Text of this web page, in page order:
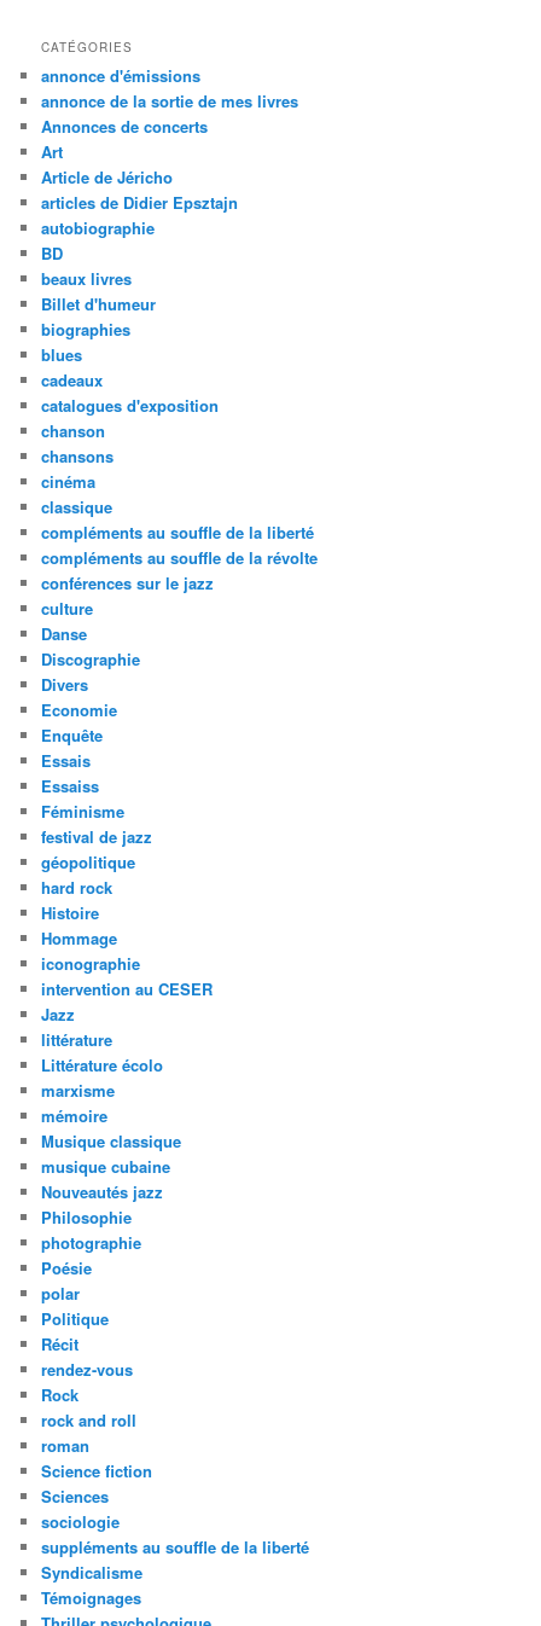
CATÉGORIES
annonce d'émissions
annonce de la sortie de mes livres
Annonces de concerts
Art
Article de Jéricho
articles de Didier Epsztajn
autobiographie
BD
beaux livres
Billet d'humeur
biographies
blues
cadeaux
catalogues d'exposition
chanson
chansons
cinéma
classique
compléments au souffle de la liberté
compléments au souffle de la révolte
conférences sur le jazz
culture
Danse
Discographie
Divers
Economie
Enquête
Essais
Essaiss
Féminisme
festival de jazz
géopolitique
hard rock
Histoire
Hommage
iconographie
intervention au CESER
Jazz
littérature
Littérature écolo
marxisme
mémoire
Musique classique
musique cubaine
Nouveautés jazz
Philosophie
photographie
Poésie
polar
Politique
Récit
rendez-vous
Rock
rock and roll
roman
Science fiction
Sciences
sociologie
suppléments au souffle de la liberté
Syndicalisme
Témoignages